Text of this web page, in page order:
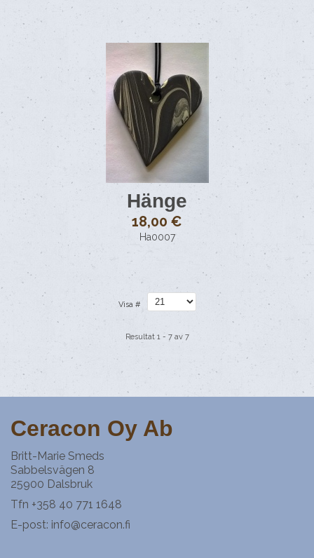
Hänge
18,00 €
Ha0007
Visa #
Resultat 1 - 7 av 7
Ceracon Oy Ab
Britt-Marie Smeds
Sabbelsvägen 8
25900 Dalsbruk
Tfn +358 40 771 1648
E-post: info@ceracon.fi